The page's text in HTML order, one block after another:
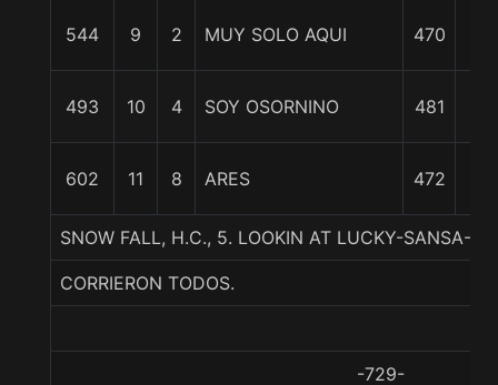
544 9 2 MUY SOLO AQUI 470
493 10 4 SOY OSORNINO 481
602 11 8 ARES 472
SNOW FALL, H.C., 5. LOOKIN AT LUCKY-SANSA-
CORRIERON TODOS.
-729-